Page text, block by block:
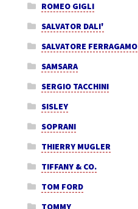
ROMEO GIGLI
SALVATOR DALI'
SALVATORE FERRAGAMO
SAMSARA
SERGIO TACCHINI
SISLEY
SOPRANI
THIERRY MUGLER
TIFFANY & CO.
TOM FORD
TOMMY